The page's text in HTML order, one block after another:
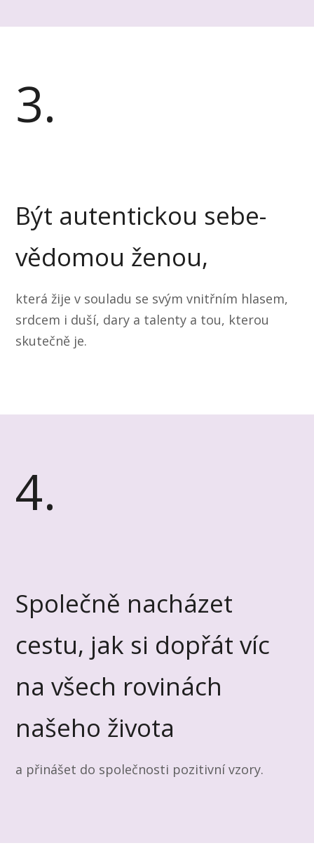
3.
Být autentickou sebe-
vědomou ženou,
která žije v souladu se svým vnitřním hlasem,
srdcem i duší, dary a talenty a tou, kterou
skutečně je.
4.
Společně nacházet
cestu, jak si dopřát víc
na všech rovinách
našeho života
a přinášet do společnosti pozitivní vzory.